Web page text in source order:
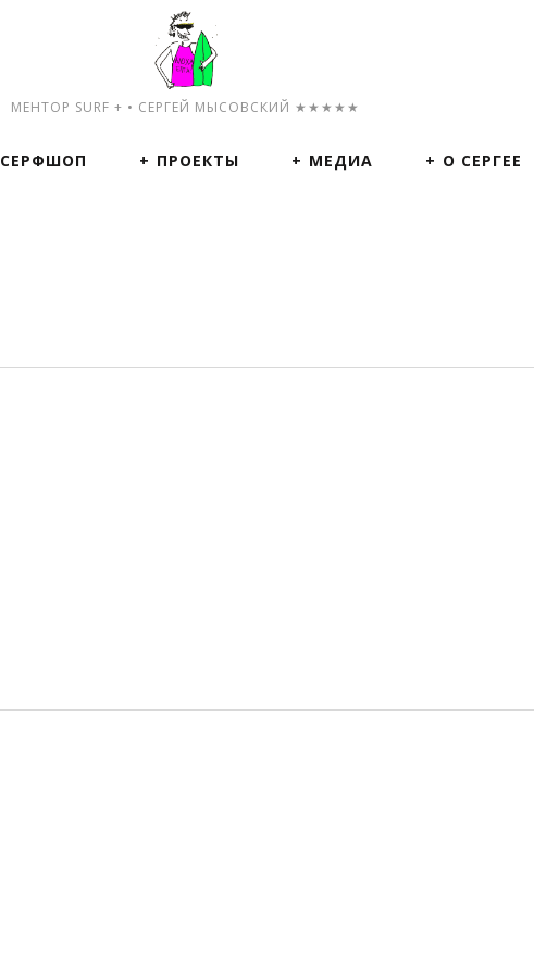
МЕНТОР SURF + • СЕРГЕЙ МЫСОВСКИЙ ★★★★★
СЕРФШОП ПРОЕКТЫ МЕДИА О СЕРГЕЕ